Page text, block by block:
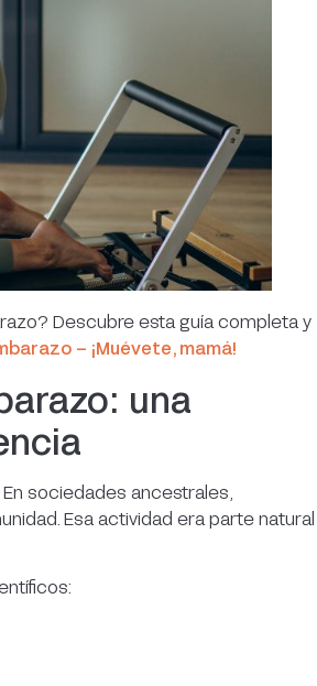
Descubre esta guía completa y
– ¡Muévete, mamá!
una
sociedades ancestrales,
Esa actividad era parte natural